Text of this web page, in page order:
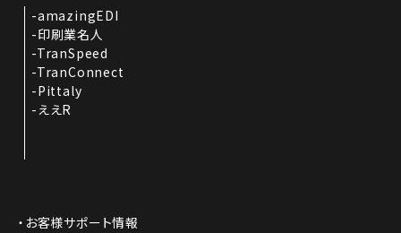
amazingEDI
印刷業名人
TranSpeed
TranConnect
Pittaly
ええR
お客様サポート情報